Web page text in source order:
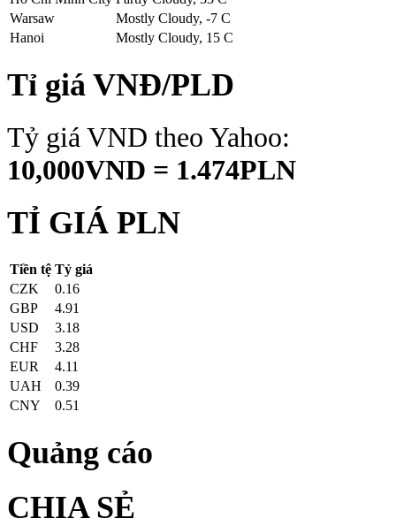
Warsaw
Mostly Cloudy, -7 C
Hanoi
Mostly Cloudy, 15 C
Tỉ giá VNĐ/PLD
Tỷ giá VND theo Yahoo:
10,000VND = 1.474PLN
TỈ GIÁ PLN
Tiền tệ Tỷ giá
CZK
0.16
GBP
4.91
USD
3.18
CHF
3.28
EUR
4.11
UAH
0.39
CNY
0.51
Quảng cáo
CHIA SẺ